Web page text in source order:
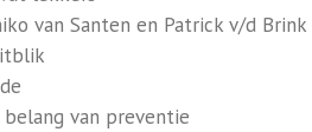
van Santen en Patrick v/d Brink
belang van preventie